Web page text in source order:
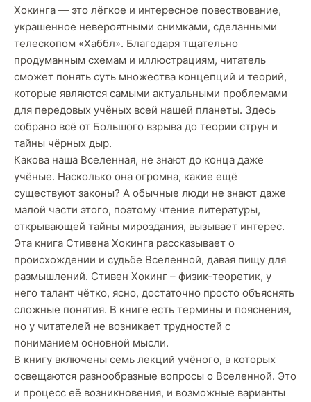
Хокинга — это лёгкое и интересное повествование,
украшенное невероятными снимками, сделанными
телескопом «Хаббл». Благодаря тщательно
продуманным схемам и иллюстрациям, читатель
сможет понять суть множества концепций и теорий,
которые являются самыми актуальными проблемами
для передовых учёных всей нашей планеты. Здесь
собрано всё от Большого взрыва до теории струн и
тайны чёрных дыр.
Какова наша Вселенная, не знают до конца даже
учёные. Насколько она огромна, какие ещё
существуют законы? А обычные люди не знают даже
малой части этого, поэтому чтение литературы,
открывающей тайны мироздания, вызывает интерес.
Эта книга Стивена Хокинга рассказывает о
происхождении и судьбе Вселенной, давая пищу для
размышлений. Стивен Хокинг – физик-теоретик, у
него талант чётко, ясно, достаточно просто объяснять
сложные понятия. В книге есть термины и пояснения,
но у читателей не возникает трудностей с
пониманием основной мысли.
В книгу включены семь лекций учёного, в которых
освещаются разнообразные вопросы о Вселенной. Это
и процесс её возникновения, и возможные варианты